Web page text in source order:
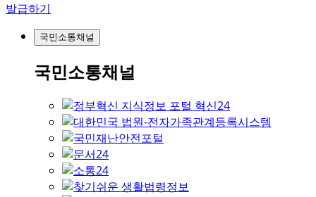
발급하기
국민소통채널
국민소통채널